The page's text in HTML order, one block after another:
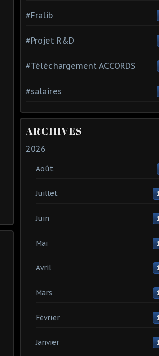
#Fralib
#Projet R&D
#Téléchargement ACCORDS
#salaires
ARCHIVES
2026
Août
Juillet
Juin
Mai
Avril
Mars
Février
Janvier